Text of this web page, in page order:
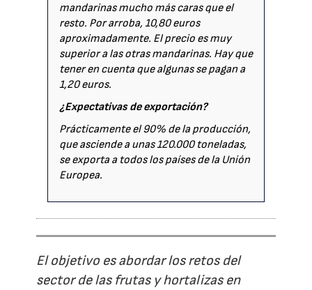
mandarinas mucho más caras que el
resto. Por arroba, 10,80 euros
aproximadamente. El precio es muy
superior a las otras mandarinas. Hay que
tener en cuenta que algunas se pagan a
1,20 euros.
¿Expectativas de exportación?
Prácticamente el 90% de la producción,
que asciende a unas 120.000 toneladas,
se exporta a todos los países de la Unión
Europea.
El objetivo es abordar los retos del
sector de las frutas y hortalizas en